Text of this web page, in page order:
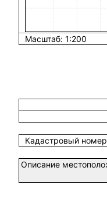
Масштаб: 1:200
Кадастровый номер
Описание